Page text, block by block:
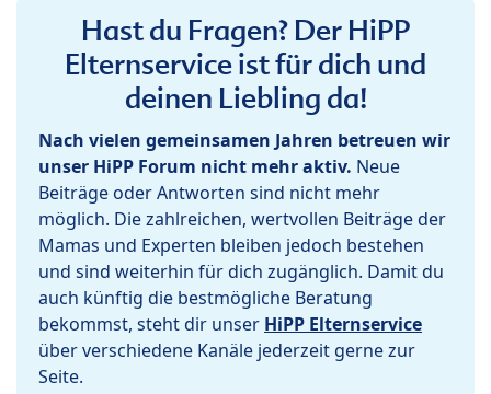
Hast du Fragen? Der HiPP
Elternservice ist für dich und
deinen Liebling da!
Nach vielen gemeinsamen Jahren betreuen wir
unser HiPP Forum nicht mehr aktiv. Neue
Beiträge oder Antworten sind nicht mehr
möglich. Die zahlreichen, wertvollen Beiträge der
Mamas und Experten bleiben jedoch bestehen
und sind weiterhin für dich zugänglich. Damit du
auch künftig die bestmögliche Beratung
bekommst, steht dir unser HiPP Elternservice
über verschiedene Kanäle jederzeit gerne zur
Seite.